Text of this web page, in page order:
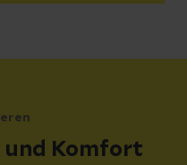
und Komfort